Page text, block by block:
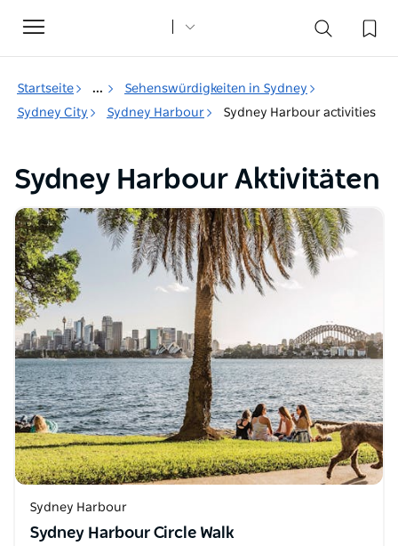
Toggle
navigation
Startseite ...
Sehenswürdigkeiten in Sydney
Sydney City
Sydney Harbour Sydney Harbour activities
Sydney Harbour Aktivitäten
Sydney Harbour
Sydney Harbour Circle Walk